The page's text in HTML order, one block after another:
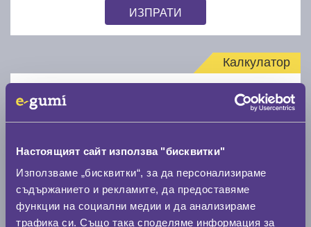
Настоящият сайт използва "бисквитки"
Използваме „бисквитки“, за да персонализираме
съдържанието и рекламите, да предоставяме
функции на социални медии и да анализираме
трафика си. Също така споделяме информация за
ИЗПРАТИ
Калкулатор
Нов размер